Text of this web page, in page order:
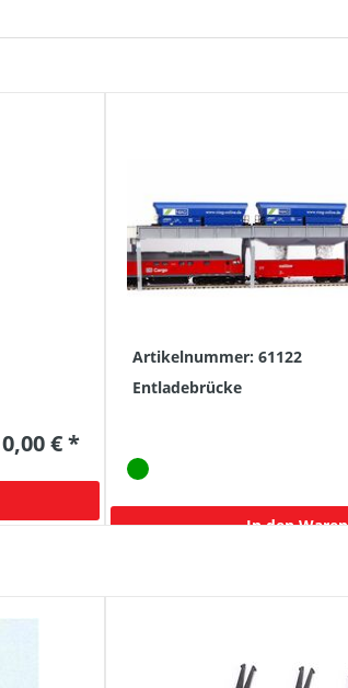
0,00 € *
Artikelnummer: 61122
Entladebrücke
In den